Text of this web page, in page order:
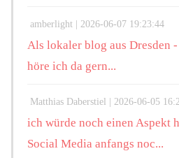
amberlight | 2026-06-07 19:23:44
Als lokaler blog aus Dresden
höre ich da gern...
Matthias Daberstiel | 2026-06-05
ich würde noch einen Aspekt
Social Media anfangs noc...